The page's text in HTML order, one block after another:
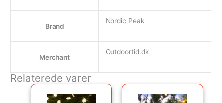
Brand
Nordic Peak
Merchant
Outdoortid.dk
Relaterede varer